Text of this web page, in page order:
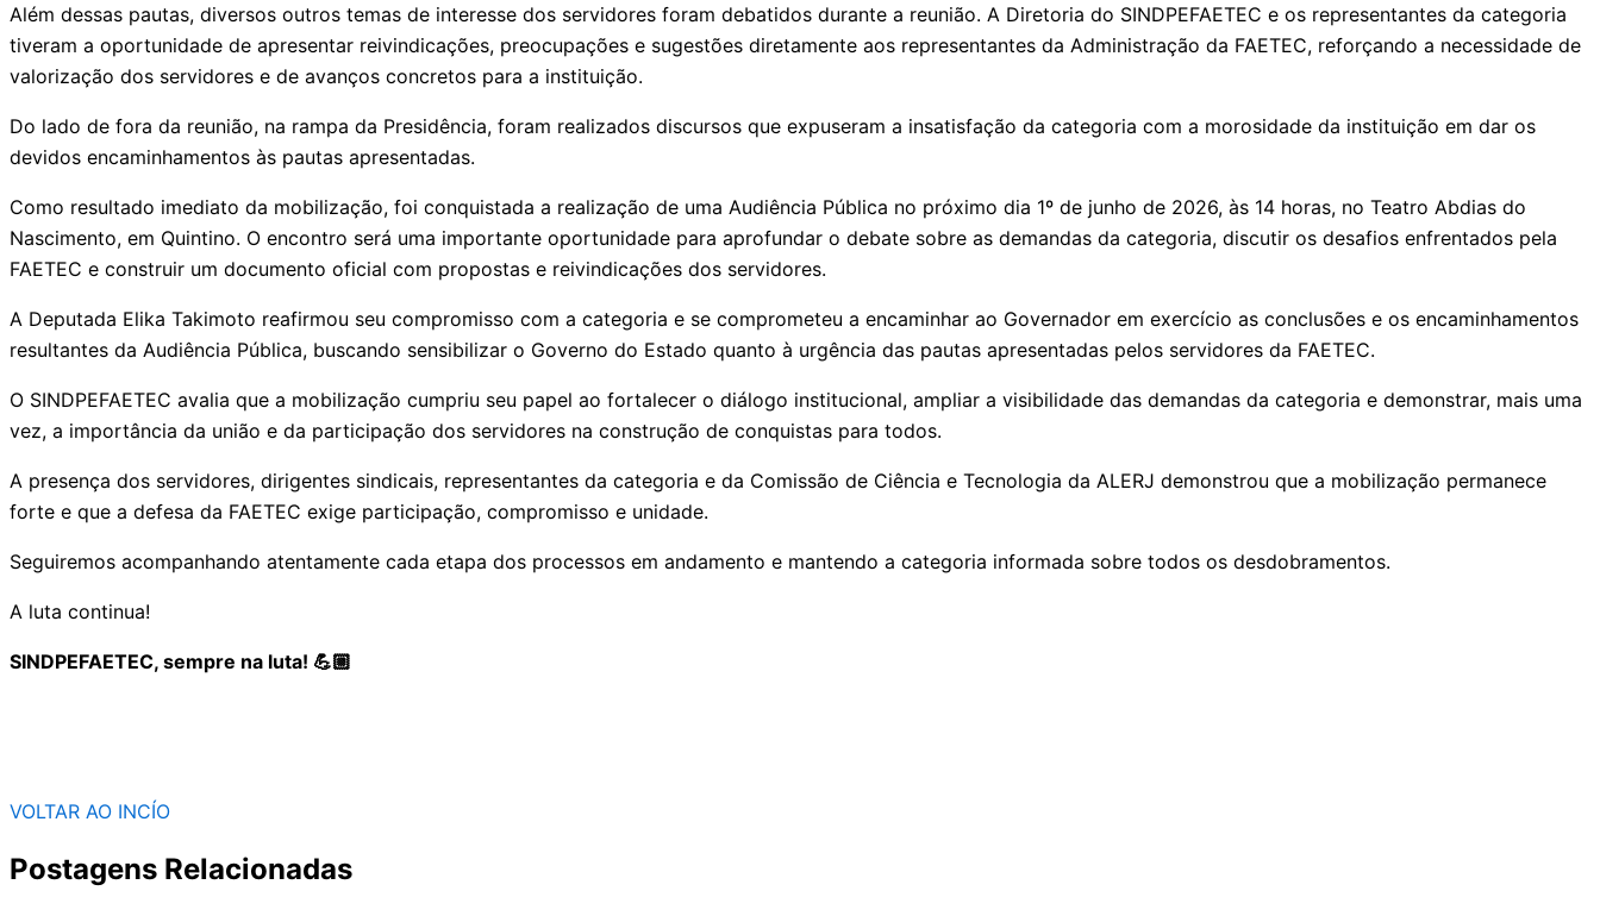
Além dessas pautas, diversos outros temas de interesse dos servidores foram debatidos durante a reunião. A Diretoria do SINDPEFAETEC e os representantes da categoria
tiveram a oportunidade de apresentar reivindicações, preocupações e sugestões diretamente aos representantes da Administração da FAETEC, reforçando a necessidade de
valorização dos servidores e de avanços concretos para a instituição.
Do lado de fora da reunião, na rampa da Presidência, foram realizados discursos que expuseram a insatisfação da categoria com a morosidade da instituição em dar os
devidos encaminhamentos às pautas apresentadas.
Como resultado imediato da mobilização, foi conquistada a realização de uma Audiência Pública no próximo dia 1º de junho de 2026, às 14 horas, no Teatro Abdias do
Nascimento, em Quintino. O encontro será uma importante oportunidade para aprofundar o debate sobre as demandas da categoria, discutir os desafios enfrentados pela
FAETEC e construir um documento oficial com propostas e reivindicações dos servidores.
A Deputada Elika Takimoto reafirmou seu compromisso com a categoria e se comprometeu a encaminhar ao Governador em exercício as conclusões e os encaminhamentos
resultantes da Audiência Pública, buscando sensibilizar o Governo do Estado quanto à urgência das pautas apresentadas pelos servidores da FAETEC.
O SINDPEFAETEC avalia que a mobilização cumpriu seu papel ao fortalecer o diálogo institucional, ampliar a visibilidade das demandas da categoria e demonstrar, mais uma
vez, a importância da união e da participação dos servidores na construção de conquistas para todos.
A presença dos servidores, dirigentes sindicais, representantes da categoria e da Comissão de Ciência e Tecnologia da ALERJ demonstrou que a mobilização permanece
forte e que a defesa da FAETEC exige participação, compromisso e unidade.
Seguiremos acompanhando atentamente cada etapa dos processos em andamento e mantendo a categoria informada sobre todos os desdobramentos.
A luta continua!
SINDPEFAETEC, sempre na luta! 💪🏼
VOLTAR AO INCÍO
Postagens Relacionadas